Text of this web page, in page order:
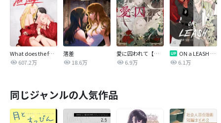
What does the fox say?
607.2万
落差
18.6万
愛に囚われて【タテヨミ】
6.9万
ON a LEASH ~ 戦場で出会った彼女に囚われて ~【改訂版】
6.1万
同じジャンルの人気作品